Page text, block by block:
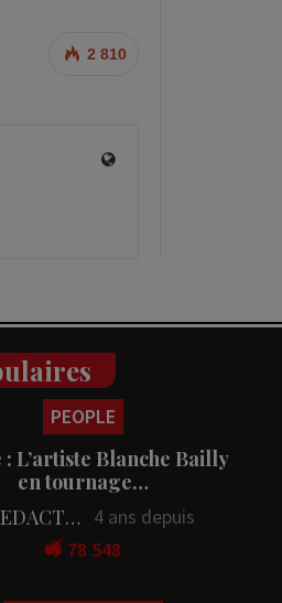
2 810
PEOPLE
: L’artiste Blanche Bailly
en tournage…
LA REDACTION
4 ans depuis
78 548